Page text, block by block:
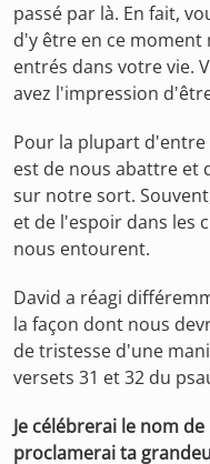
passé par là. En fait,
d'y être en ce
entrés dans votre vie.
avez l'impression
Pour la plupart
est de nous abattre et
sur notre sort.
et de l'espoir dans les
nous entourent.
David a réagi
la façon dont nous
de tristesse d'une
versets 31 et 32 du
Je célébrerai le nom
proclamerai ta